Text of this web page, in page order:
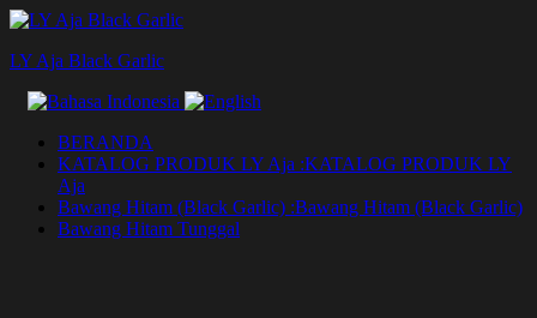
Lompat
konten
LY Aja Black Garlic
BERANDA
KATALOG PRODUK LY Aja :KATALOG PRODUK LY
Aja
Bawang Hitam (Black Garlic) :Bawang Hitam (Black Garlic)
Bawang Hitam Tunggal